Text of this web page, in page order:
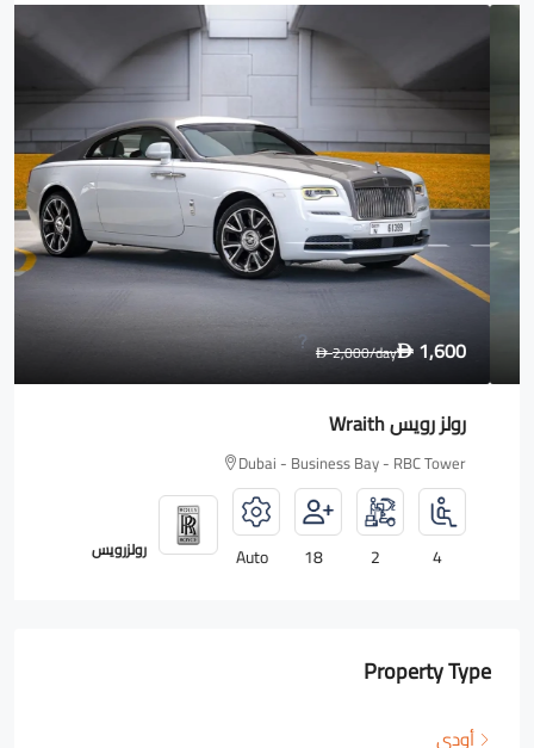
D1,600
D2,000/day
رولز رويس Wraith
Dubai - Business Bay - RBC Tower
Auto رولزرويس
Property Type
أودي